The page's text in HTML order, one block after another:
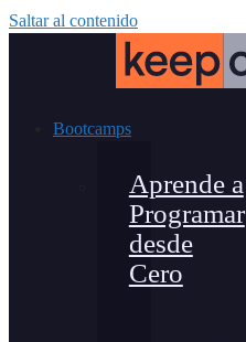
Saltar al contenido
Bootcamps
Aprende a
Programar
desde
Cero